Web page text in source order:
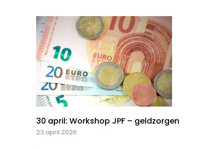
30 april: Workshop JPF – geldzorgen
23 april 2026